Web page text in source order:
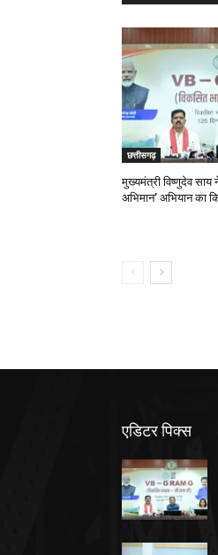
छत्तीसगढ़
मुख्यमंत्री विष्णुदेव साय
अभिमान’ अभियान का
एडिटर पिक्स